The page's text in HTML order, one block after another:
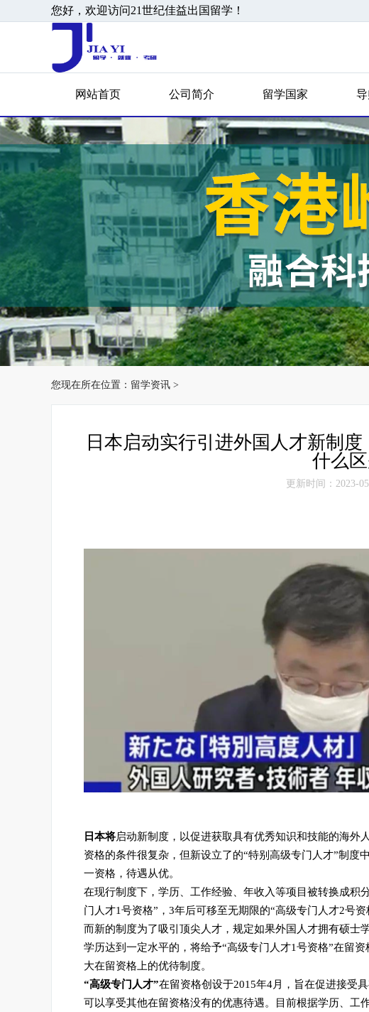
您好，欢迎访问21世纪佳益出国留学！
网站首页 公司简介 留学国家
您现在所在位置： 留学资讯 >
日本启动实行引进外国人才新制
什么
更新时间：2023-
日本将启动新制度，以促进获取具有优秀知识和技能的海外
资格的条件很复杂，但新设立了的“特别高级专门人才”制度
一资格，待遇从优。
在现行制度下，学历、工作经验、年收入等项目被转换成积
门人才1号资格”，3年后可移至无期限的“高级专门人才2号资
而新的制度为了吸引顶尖人才，规定如果外国人才拥有硕士
学历达到一定水平的，将给予“高级专门人才1号资格”在留
大在留资格上的优待制度。
“高级专门人才”在留资格创设于2015年4月，旨在促进接受
可以享受其他在留资格没有的优惠待遇。目前根据学历、工